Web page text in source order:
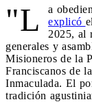
"L
a
explicó
2025, al
generales y
Misioneros de la
Franciscanos de
Inmaculada. El
tradición